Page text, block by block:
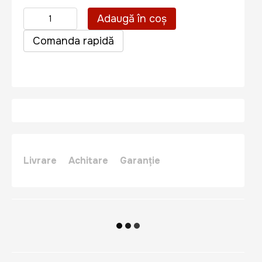
Adaugă în coș
Comanda rapidă
Livrare Achitare Garanție